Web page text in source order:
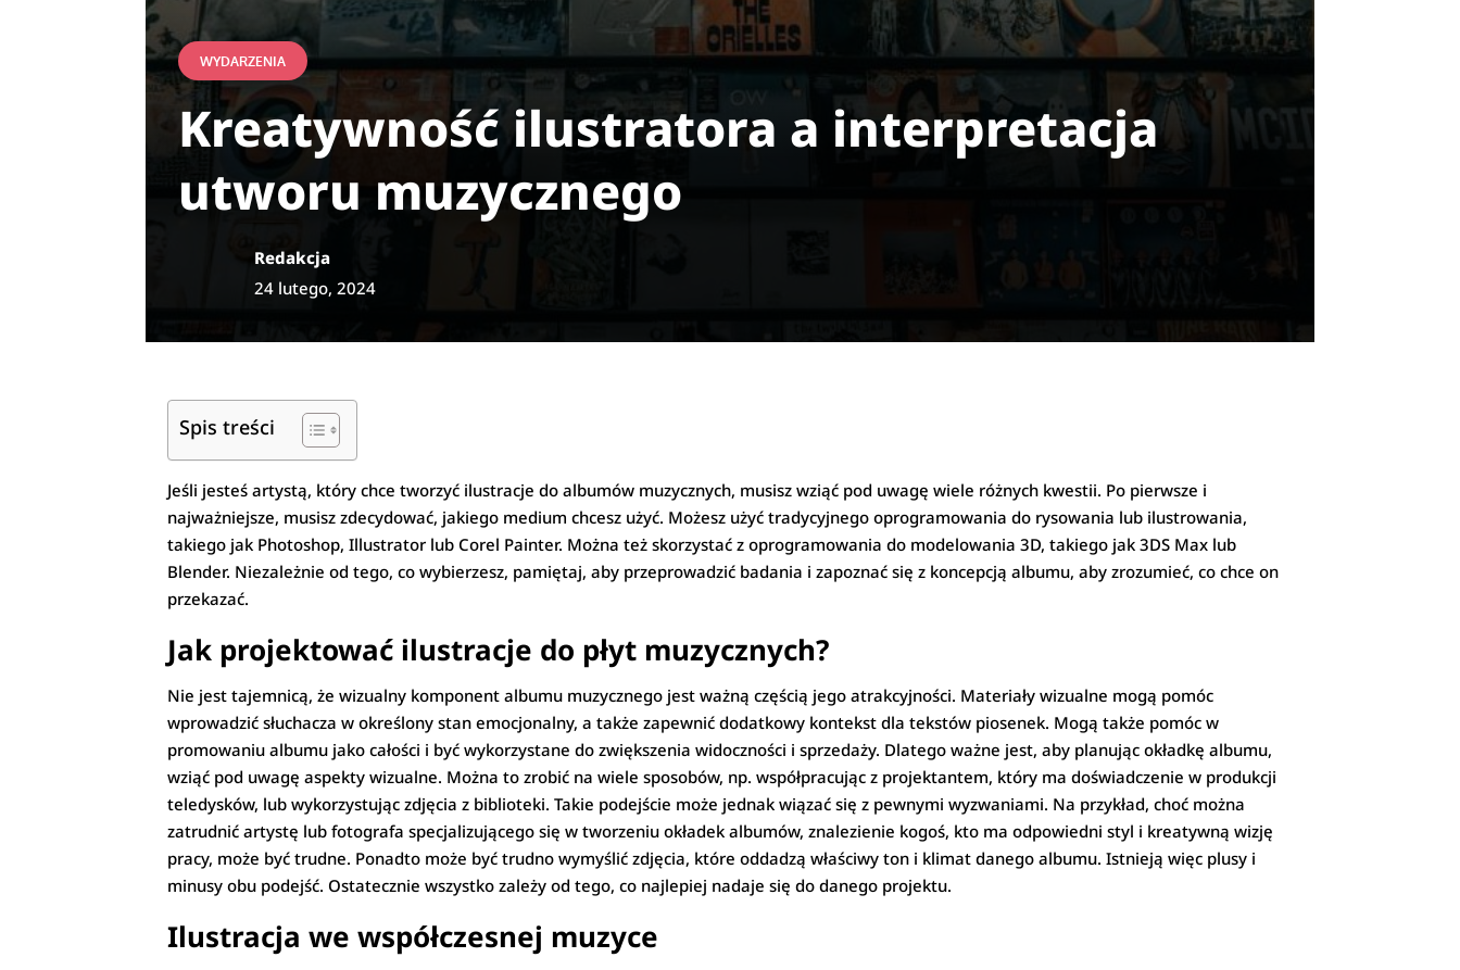
WYDARZENIA
Kreatywność ilustratora a interpretacja
utworu muzycznego
Redakcja
24 lutego, 2024
Spis treści
Jeśli jesteś artystą, który chce tworzyć ilustracje do albumów muzycznych, musisz wziąć pod uwagę wiele różnych kwestii. Po pierwsze i
najważniejsze, musisz zdecydować, jakiego medium chcesz użyć. Możesz użyć tradycyjnego oprogramowania do rysowania lub ilustrowania,
takiego jak Photoshop, Illustrator lub Corel Painter. Można też skorzystać z oprogramowania do modelowania 3D, takiego jak 3DS Max lub
Blender. Niezależnie od tego, co wybierzesz, pamiętaj, aby przeprowadzić badania i zapoznać się z koncepcją albumu, aby zrozumieć, co chce on
przekazać.
Jak projektować ilustracje do płyt muzycznych?
Nie jest tajemnicą, że wizualny komponent albumu muzycznego jest ważną częścią jego atrakcyjności. Materiały wizualne mogą pomóc
wprowadzić słuchacza w określony stan emocjonalny, a także zapewnić dodatkowy kontekst dla tekstów piosenek. Mogą także pomóc w
promowaniu albumu jako całości i być wykorzystane do zwiększenia widoczności i sprzedaży. Dlatego ważne jest, aby planując okładkę albumu,
wziąć pod uwagę aspekty wizualne. Można to zrobić na wiele sposobów, np. współpracując z projektantem, który ma doświadczenie w produkcji
teledysków, lub wykorzystując zdjęcia z biblioteki. Takie podejście może jednak wiązać się z pewnymi wyzwaniami. Na przykład, choć można
zatrudnić artystę lub fotografa specjalizującego się w tworzeniu okładek albumów, znalezienie kogoś, kto ma odpowiedni styl i kreatywną wizję
pracy, może być trudne. Ponadto może być trudno wymyślić zdjęcia, które oddadzą właściwy ton i klimat danego albumu. Istnieją więc plusy i
minusy obu podejść. Ostatecznie wszystko zależy od tego, co najlepiej nadaje się do danego projektu.
Ilustracja we współczesnej muzyce